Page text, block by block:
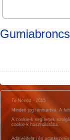
Te Neved - 2015
Minden jog fenntartva. A
A cookie-k segítenek
cookie-k használatába.
Adatvédelmi és